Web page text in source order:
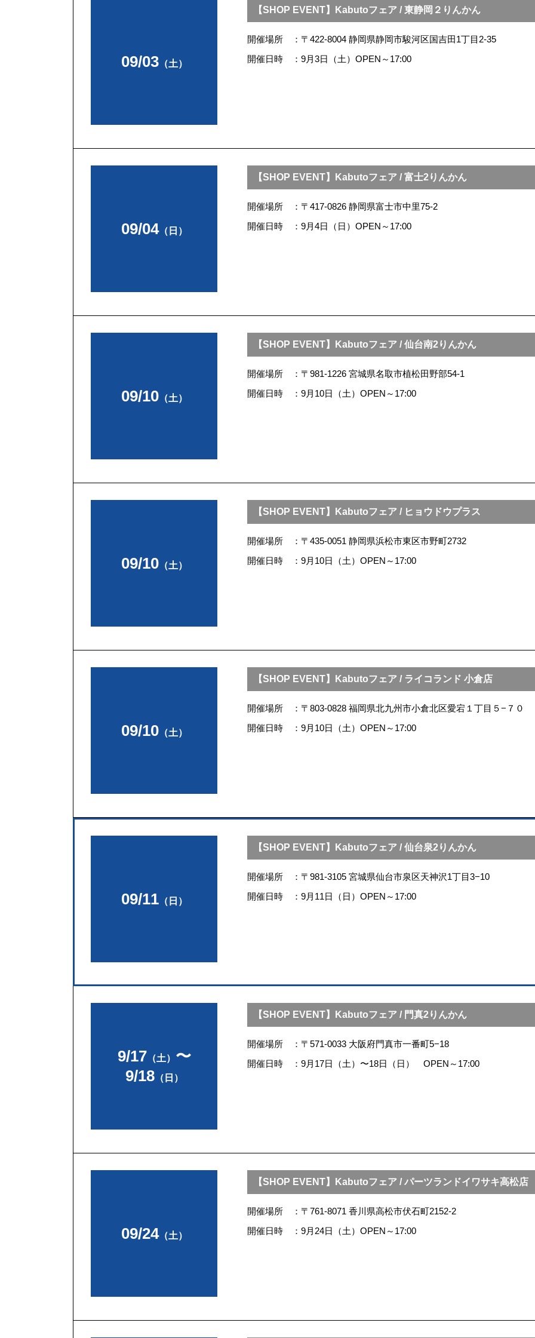
09/03（土）
【SHOP EVENT】Kabutoフェア / 東静岡２りんかん
開催場所
〒422-8004 静岡県静岡市駿河区国吉田1丁目2-35
開催日時
9月3日（土）OPEN～17:00
09/04（日）
【SHOP EVENT】Kabutoフェア / 富士2りんかん
開催場所
〒417-0826 静岡県富士市中里75-2
開催日時
9月4日（日）OPEN～17:00
09/10（土）
【SHOP EVENT】Kabutoフェア / 仙台南2りんかん
開催場所
〒981-1226 宮城県名取市植松田野部54-1
開催日時
9月10日（土）OPEN～17:00
09/10（土）
【SHOP EVENT】Kabutoフェア / ヒョウドウプラス
開催場所
〒435-0051 静岡県浜松市東区市野町2732
開催日時
9月10日（土）OPEN～17:00
09/10（土）
【SHOP EVENT】Kabutoフェア / ライコランド 小倉店
開催場所
〒803-0828 福岡県北九州市小倉北区愛宕１丁目５−７０
開催日時
9月10日（土）OPEN～17:00
09/11（日）
【SHOP EVENT】Kabutoフェア / 仙台泉2りんかん
開催場所
〒981-3105 宮城県仙台市泉区天神沢1丁目3−10
開催日時
9月11日（日）OPEN～17:00
9/17 （土） 〜
9/18（日）
【SHOP EVENT】Kabutoフェア / 門真2りんかん
開催場所
〒571-0033 大阪府門真市一番町5−18
開催日時
9月17日（土）〜18日（日） OPEN～17:00
09/24（土）
【SHOP EVENT】Kabutoフェア / パーツランドイワサキ高松店
開催場所
〒761-8071 香川県高松市伏石町2152-2
開催日時
9月24日（土）OPEN～17:00